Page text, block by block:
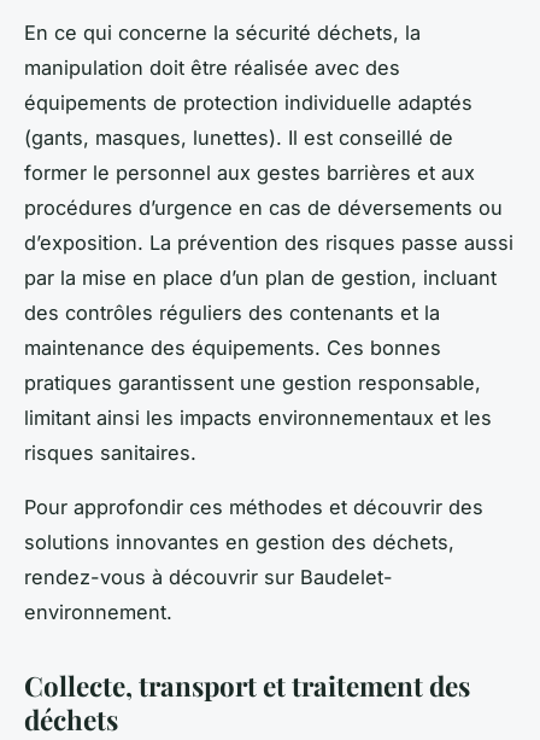
En ce qui concerne la sécurité déchets, la
manipulation doit être réalisée avec des
équipements de protection individuelle adaptés
(gants, masques, lunettes). Il est conseillé de
former le personnel aux gestes barrières et aux
procédures d’urgence en cas de déversements ou
d’exposition. La prévention des risques passe aussi
par la mise en place d’un plan de gestion, incluant
des contrôles réguliers des contenants et la
maintenance des équipements. Ces bonnes
pratiques garantissent une gestion responsable,
limitant ainsi les impacts environnementaux et les
risques sanitaires.
Pour approfondir ces méthodes et découvrir des
solutions innovantes en gestion des déchets,
rendez-vous à découvrir sur Baudelet-
environnement.
Collecte, transport et traitement des
déchets